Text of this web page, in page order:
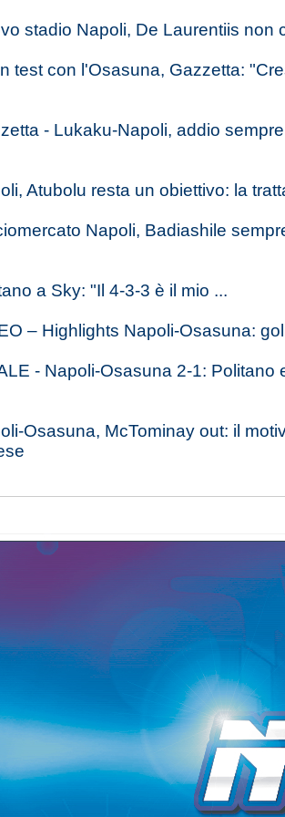
stadio Napoli, De Laurentiis non
test con l'Osasuna, Gazzetta:
- Lukaku-Napoli, addio
Atubolu resta un obiettivo: la
Napoli, Badiashile
a Sky: "Il 4-3-3 è il mio ...
– Highlights Napoli-Osasuna:
- Napoli-Osasuna 2-1: Politano
Osasuna, McTominay out: il